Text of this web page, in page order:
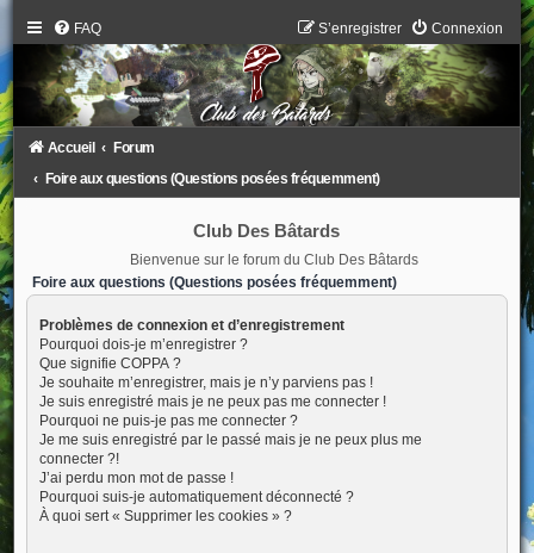
FAQ Connexion
S’enregistrer
Accueil
Forum
Foire aux questions (Questions posées fréquemment)
Club Des Bâtards
Bienvenue sur le forum du Club Des Bâtards
Foire aux questions (Questions posées fréquemment)
Problèmes de connexion et d’enregistrement
Pourquoi dois-je m’enregistrer ?
Que signifie COPPA ?
Je souhaite m’enregistrer, mais je n’y parviens pas !
Je suis enregistré mais je ne peux pas me connecter !
Pourquoi ne puis-je pas me connecter ?
Je me suis enregistré par le passé mais je ne peux plus me
connecter ?!
J’ai perdu mon mot de passe !
Pourquoi suis-je automatiquement déconnecté ?
À quoi sert « Supprimer les cookies » ?